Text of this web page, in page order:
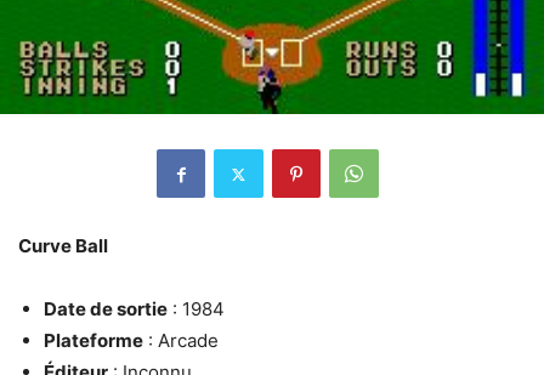
Curve Ball
Date de sortie : 1984
Plateforme : Arcade